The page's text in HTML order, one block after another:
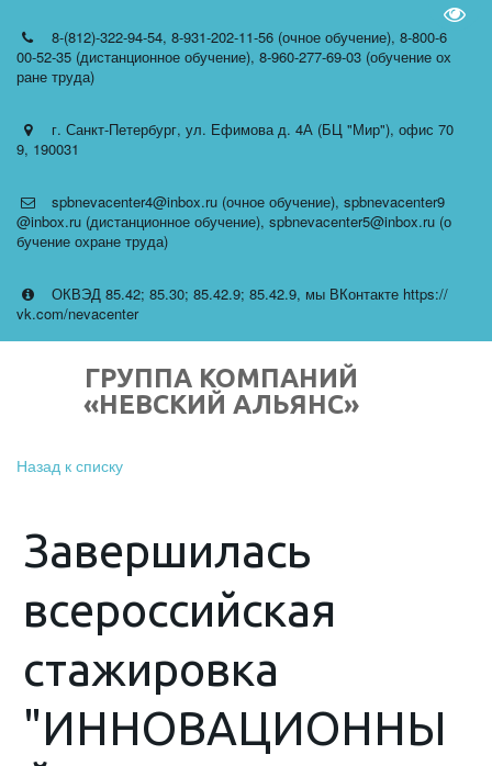
8-(812)-322-94-54, 8-931-202-11-56 (очное обучение), 8-800-6
00-52-35 (дистанционное обучение), 8-960-277-69-03 (обучение ох
ране труда)
г. Санкт-Петербург, ул. Ефимова д. 4А (БЦ "Мир"), офис 70
9, 190031
spbnevacenter4@inbox.ru (очное обучение), spbnevacenter9
@inbox.ru (дистанционное обучение), spbnevacenter5@inbox.ru (о
бучение охране труда)
ОКВЭД 85.42; 85.30; 85.42.9; 85.42.9, мы ВКонтакте https://
vk.com/nevacenter
ГРУППА КОМПАНИЙ
«НЕВСКИЙ АЛЬЯНС»
Назад к списку
Завершилась
всероссийская
стажировка
"ИННОВАЦИОННЫ